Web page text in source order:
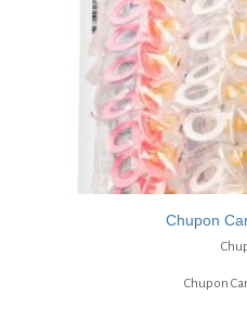
Chupon
Chupon